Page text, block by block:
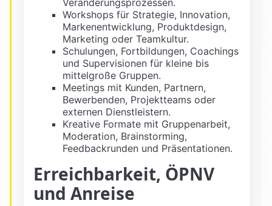
Veränderungsprozessen.
Workshops für Strategie, Innovation,
Markenentwicklung, Produktdesign,
Marketing oder Teamkultur.
Schulungen, Fortbildungen, Coachings
und Supervisionen für kleine bis
mittelgroße Gruppen.
Meetings mit Kunden, Partnern,
Bewerbenden, Projektteams oder
externen Dienstleistern.
Kreative Formate mit Gruppenarbeit,
Moderation, Brainstorming,
Feedbackrunden und Präsentationen.
Erreichbarkeit, ÖPNV
und Anreise